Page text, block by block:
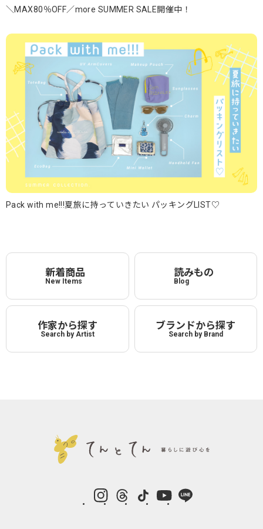
＼MAX80％OFF／more SUMMER SALE開催中！
Pack with me!!!夏旅に持っていきたい パッキングLIST♡
新着商品
New Items
読みもの
Blog
作家から探す
Search by Artist
ブランドから探す
Search by Brand
instagramThreads LINE